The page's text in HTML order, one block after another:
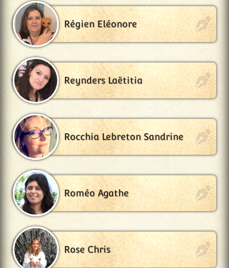
Régien Eléonore
Reynders Laëtitia
Rocchia Lebreton Sandrine
Roméo Agathe
Rose Chris